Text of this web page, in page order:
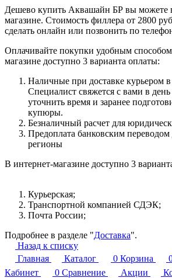
Дешево купить Аквашайн БР вы можете
магазине. Стоимость филлера от 2800
сделать онлайн или позвонить по
Оплачивайте покупки удобным
магазине доступно 3 варианта оплаты:
Наличные при доставке курьером
Специалист свяжется с вами в
уточнить время и заранее
купюры.
Безналичный расчет для
Предоплата банковским переводом
регионы
В интернет-магазине доступно 3
Курьерская;
Транспортной компанией СДЭК;
Почта России;
Подробнее в разделе "Доставка".
Назад к списку
Главная
Каталог 0 Корзина
Кабинет
0 Сравнение Акции